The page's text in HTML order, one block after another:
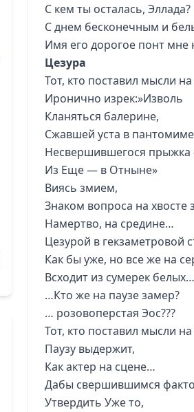
С кем ты осталась, Эллада?
С днем бесконечным и
Имя его дорогое понт мне
Цезура
Тот, кто поставил мысли
Иронично изрек:»Изволь
Кланяться балерине,
Сжавшей уста в пантомиме
Несвершившегося
Из Еще — в Отныне»
Виясь змием,
Знаком вопроса на хвосте
Намертво, на средине…
Цезурой в гекзаметровой
Как бы уже, но все же на
Всходит из сумерек белых…
…Кто же на паузе замер?
… розовоперстая Эос???
Тот, кто поставил мысли
Паузу выдержит,
Как актер на сцене…
Дабы свершившимся
Утвердить Уже то,